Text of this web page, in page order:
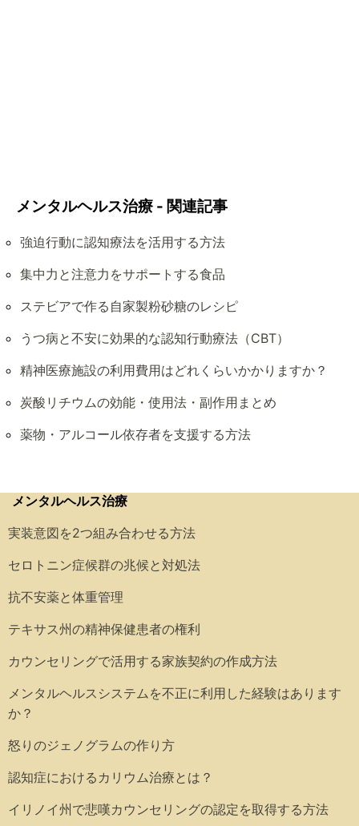
メンタルヘルス治療 - 関連記事
強迫行動に認知療法を活用する方法
集中力と注意力をサポートする食品
ステビアで作る自家製粉砂糖のレシピ
うつ病と不安に効果的な認知行動療法（CBT）
精神医療施設の利用費用はどれくらいかかりますか？
炭酸リチウムの効能・使用法・副作用まとめ
薬物・アルコール依存者を支援する方法
メンタルヘルス治療
実装意図を2つ組み合わせる方法
セロトニン症候群の兆候と対処法
抗不安薬と体重管理
テキサス州の精神保健患者の権利
カウンセリングで活用する家族契約の作成方法
メンタルヘルスシステムを不正に利用した経験はあります
か？
怒りのジェノグラムの作り方
認知症におけるカリウム治療とは？
イリノイ州で悲嘆カウンセリングの認定を取得する方法